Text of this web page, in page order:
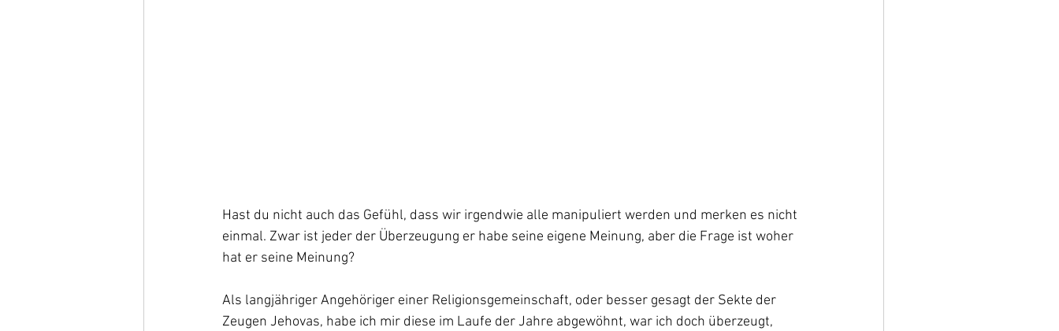
Hast du nicht auch das Gefühl, dass wir irgendwie alle manipuliert werden und merken es nicht
einmal. Zwar ist jeder der Überzeugung er habe seine eigene Meinung, aber die Frage ist woher
hat er seine Meinung?
Als langjähriger Angehöriger einer Religionsgemeinschaft, oder besser gesagt der Sekte der
Zeugen Jehovas, habe ich mir diese im Laufe der Jahre abgewöhnt, war ich doch überzeugt,